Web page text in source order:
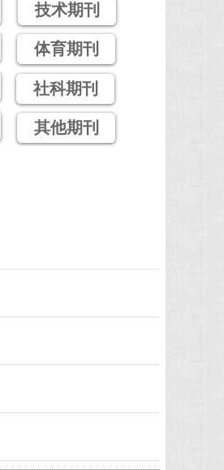
技术期刊
体育期刊
社科期刊
其他期刊